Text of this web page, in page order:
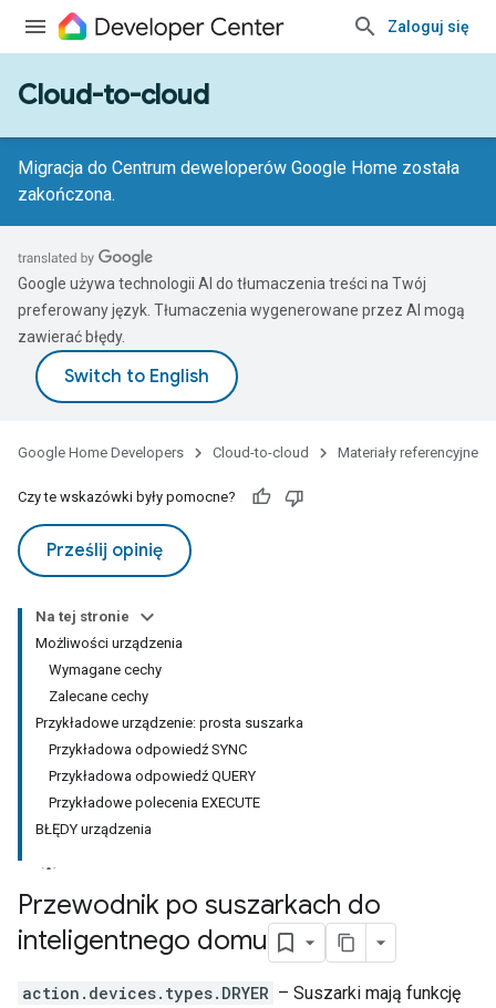
Zaloguj się
Cloud-to-cloud
Migracja do Centrum deweloperów Google Home została
zakończona.
Google używa technologii AI do tłumaczenia treści na Twój
preferowany język. Tłumaczenia wygenerowane przez AI mogą
zawierać błędy.
Google Home Developers Cloud-to-cloud Materiały referencyjne
Czy te wskazówki były pomocne?
Prześlij opinię
Na tej stronie
Możliwości urządzenia
Wymagane cechy
Zalecane cechy
Przykładowe urządzenie: prosta suszarka
Przykładowa odpowiedź SYNC
Przykładowa odpowiedź QUERY
Przykładowe polecenia EXECUTE
BŁĘDY urządzenia
Przewodnik po suszarkach do
inteligentnego domu
action.devices.types.DRYER – Suszarki mają funkcję